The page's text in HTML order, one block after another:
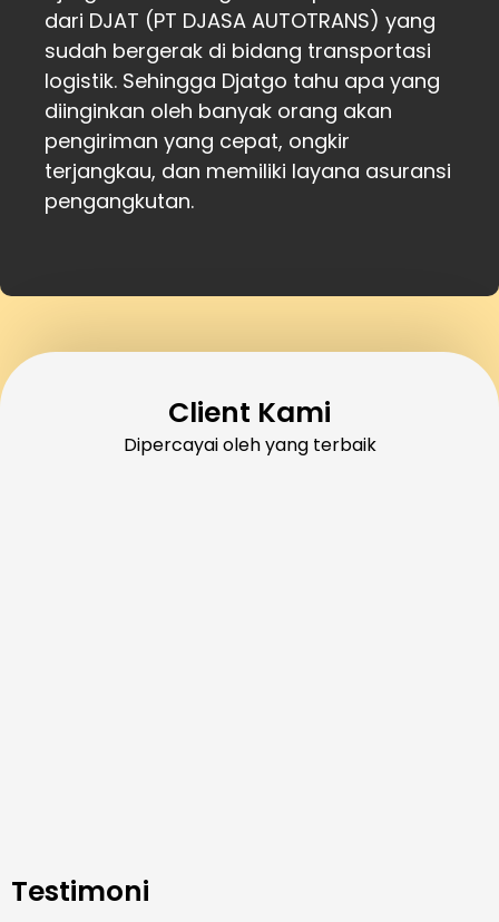
dari DJAT (PT DJASA AUTOTRANS) yang
sudah bergerak di bidang transportasi
logistik. Sehingga Djatgo tahu apa yang
diinginkan oleh banyak orang akan
pengiriman yang cepat, ongkir
terjangkau, dan memiliki layana asuransi
pengangkutan.
Client Kami
Dipercayai oleh yang terbaik
Testimoni